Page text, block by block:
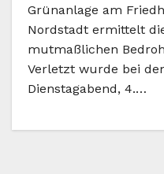
Grünanlage am
Nordstadt ermittelt
mutmaßlichen
Verletzt wurde bei
Dienstagabend, 4.…